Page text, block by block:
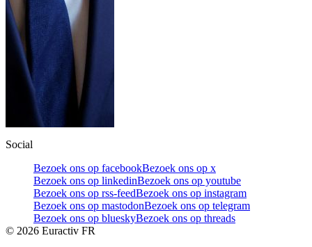
Social
Bezoek ons op facebookBezoek ons op x
Bezoek ons op linkedinBezoek ons op youtube
Bezoek ons op rss-feedBezoek ons op instagram
Bezoek ons op mastodonBezoek ons op telegram
Bezoek ons op blueskyBezoek ons op threads
© 2026 Euractiv FR